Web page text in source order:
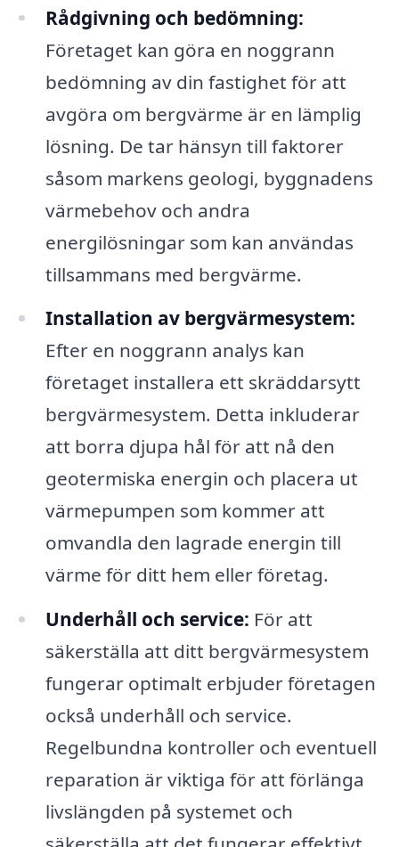
Rådgivning och bedömning:
Företaget kan göra en noggrann
bedömning av din fastighet för att
avgöra om bergvärme är en lämplig
lösning. De tar hänsyn till faktorer
såsom markens geologi, byggnadens
värmebehov och andra
energilösningar som kan användas
tillsammans med bergvärme.
Installation av bergvärmesystem:
Efter en noggrann analys kan
företaget installera ett skräddarsytt
bergvärmesystem. Detta inkluderar
att borra djupa hål för att nå den
geotermiska energin och placera ut
värmepumpen som kommer att
omvandla den lagrade energin till
värme för ditt hem eller företag.
Underhåll och service: För att
säkerställa att ditt bergvärmesystem
fungerar optimalt erbjuder företagen
också underhåll och service.
Regelbundna kontroller och eventuell
reparation är viktiga för att förlänga
livslängden på systemet och